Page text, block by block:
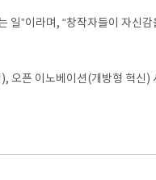
일”이라며, “창작자들이 자신감
오픈 이노베이션(개방형 혁신)